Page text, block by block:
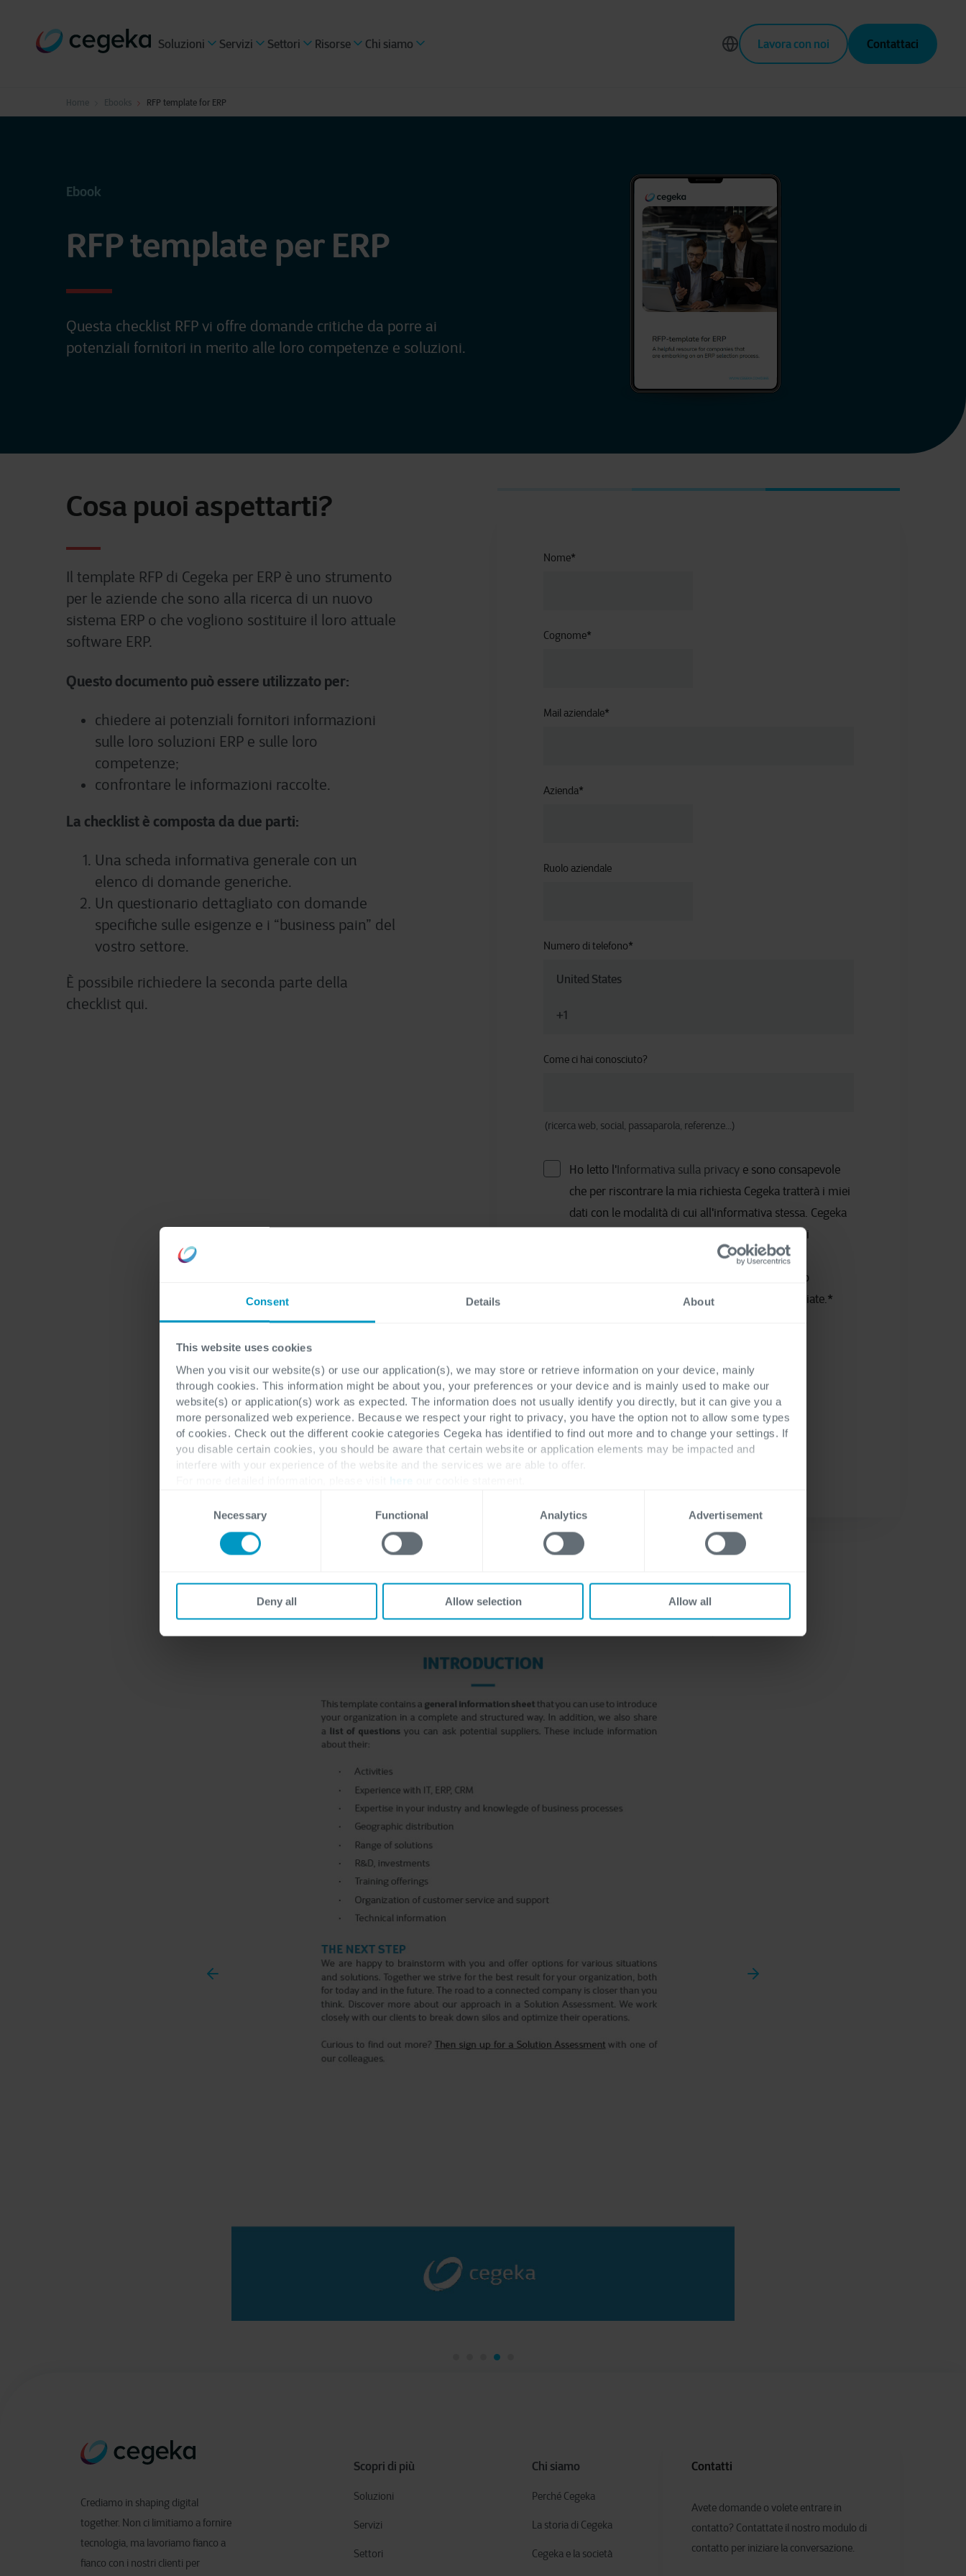
Consent Details About
This website uses cookies
When you visit our website(s) or use our application(s), we may store or retrieve information on your device, mainly
through cookies. This information might be about you, your preferences or your device and is mainly used to make our
website(s) or application(s) work as expected. The information does not usually identify you directly, but it can give you a
more personalized web experience. Because we respect your right to privacy, you have the option not to allow some types
of cookies. Check out the different cookie categories Cegeka has identified to find out more and to change your settings. If
you disable certain cookies, you should be aware that certain website or application elements may be impacted and
interfere with your experience of the website and the services we are able to offer.
here
Necessary Functional Analytics Advertisement
Deny all Allow selection Allow all
Soluzioni Servizi Settori Risorse Chi siamo Lavora con noi Contattaci
Home Ebooks RFP template for ERP
Ebook
RFP template per ERP
Questa checklist RFP vi offre domande critiche da porre ai
potenziali fornitori in merito alle loro competenze e soluzioni.
Cosa puoi aspettarti?
Il template RFP di Cegeka per ERP è uno strumento
per le aziende che sono alla ricerca di un nuovo
sistema ERP o che vogliono sostituire il loro attuale
software ERP.
Questo documento può essere utilizzato per:
chiedere ai potenziali fornitori informazioni
sulle loro soluzioni ERP e sulle loro
competenze;
confrontare le informazioni raccolte.
La checklist è composta da due parti:
Una scheda informativa generale con un
elenco di domande generiche.
Un questionario dettagliato con domande
specifiche sulle esigenze e i “business pain” del
vostro settore.
È possibile richiedere la seconda parte della
checklist qui.
Nome*
Cognome*
Mail aziendale*
Azienda*
Ruolo aziendale
Numero di telefono*
Come ci hai conosciuto?
(ricerca web, social, passaparola, referenze...)
Ho letto l'Informativa sulla privacye sono consapevole
che per riscontrare la mia richiesta Cegeka tratterà i miei
dati con le modalità di cui all'informativa stessa. Cegeka
inoltre potrà inviare comunicazioni commerciali
correlate all'oggetto della mia richiesta salvo
opposizione che potrà essere espressa cliccando
sull'apposito link in calce alle comunicazioni inviate.*
Crediamo in shaping digital
together. Non ci limitiamo a fornire
tecnologia, ma lavoriamo fianco a
fianco con i nostri clienti per
Scopri di più
Soluzioni
Servizi
Settori
Chi siamo
Perché Cegeka
La storia di Cegeka
Cegeka e la società
Contatti
Avete domande o volete entrare in
contatto? Contattate il nostro modulo di
contatto per iniziare la conversazione.